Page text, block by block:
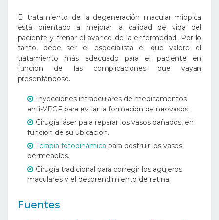
El tratamiento de la degeneración macular miópica
está orientado a mejorar la calidad de vida del
paciente y frenar el avance de la enfermedad. Por lo
tanto, debe ser el especialista el que valore el
tratamiento más adecuado para el paciente en
función de las complicaciones que vayan
presentándose.
Inyecciones intraoculares de medicamentos
anti-VEGF para evitar la formación de neovasos.
Cirugía láser para reparar los vasos dañados, en
función de su ubicación.
Terapia fotodinámica para destruir los vasos
permeables.
Cirugía tradicional para corregir los agujeros
maculares y el desprendimiento de retina.
Fuentes